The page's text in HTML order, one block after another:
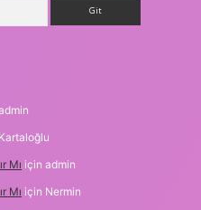
Kartaloğlu
Mı için admin
Mı için Nermin